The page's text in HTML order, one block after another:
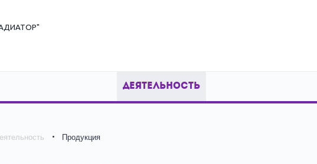
ДЕЯТЕЛЬНОСТЬ
Продукция